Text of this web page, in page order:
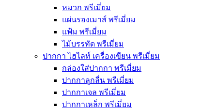
หมวก พรีเมี่ยม
แผ่นรองเมาส์ พรีเมี่ยม
แฟ้ม พรีเมี่ยม
ไม้บรรทัด พรีเมี่ยม
ปากกา ไฮไลท์ เครื่องเขียน พรีเมี่ยม
กล่องใส่ปากกา พรีเมี่ยม
ปากกาลูกลื่น พรีเมี่ยม
ปากกาเจล พรีเมี่ยม
ปากกาเหล็ก พรีเมี่ยม